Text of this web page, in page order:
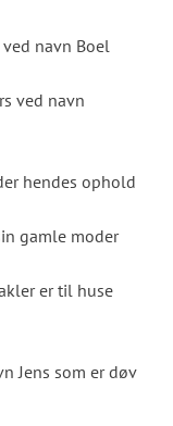
navn Boel
ved navn
hendes ophold
gamle moder
er til huse
Jens som er døv